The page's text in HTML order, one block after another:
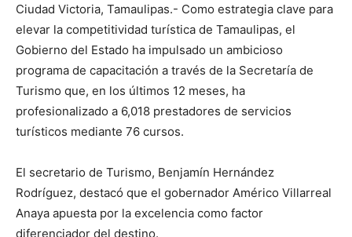
Ciudad Victoria, Tamaulipas.- Como estrategia clave para
elevar la competitividad turística de Tamaulipas, el
Gobierno del Estado ha impulsado un ambicioso
programa de capacitación a través de la Secretaría de
Turismo que, en los últimos 12 meses, ha
profesionalizado a 6,018 prestadores de servicios
turísticos mediante 76 cursos.
El secretario de Turismo, Benjamín Hernández
Rodríguez, destacó que el gobernador Américo Villarreal
Anaya apuesta por la excelencia como factor
diferenciador del destino.